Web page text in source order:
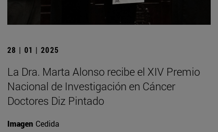
28 | 01 | 2025
La Dra. Marta Alonso recibe el XIV Premio
Nacional de Investigación en Cáncer
Doctores Diz Pintado
Imagen Cedida